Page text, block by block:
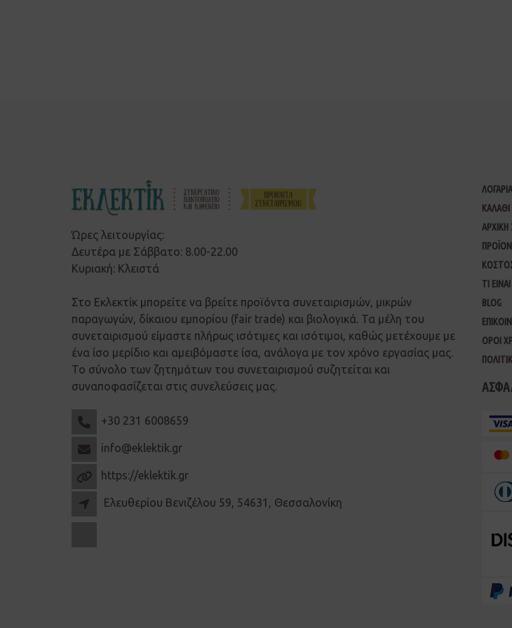
Ώρες λειτουργίας:
Δευτέρα με Σάββατο: 8.00-22.00
Κυριακή: Κλειστά
Στο Εκλεκτίκ μπορείτε να βρείτε προϊόντα συνεταιρισμών, μικρών
παραγωγών, δίκαιου εμπορίου (fair trade) και βιολογικά. Τα μέλη του
συνεταιρισμού είμαστε πλήρως ισότιμες και ισότιμοι, καθώς μετέχουμε με
ένα ίσο μερίδιο και αμειβόμαστε ίσα, ανάλογα με τον χρόνο εργασίας μας.
Το σύνολο των ζητημάτων του συνεταιρισμού συζητείται και
συναποφασίζεται στις συνελεύσεις μας.
+30 231 6008659
info@eklektik.gr
https://eklektik.gr
Ελευθερίου Βενιζέλου 59, 54631, Θεσσαλονίκη
ΚΑΛΑΘΙ
ΑΡΧΙΚΗ
ΤΙ
BLOG
ΟΡΟΙ